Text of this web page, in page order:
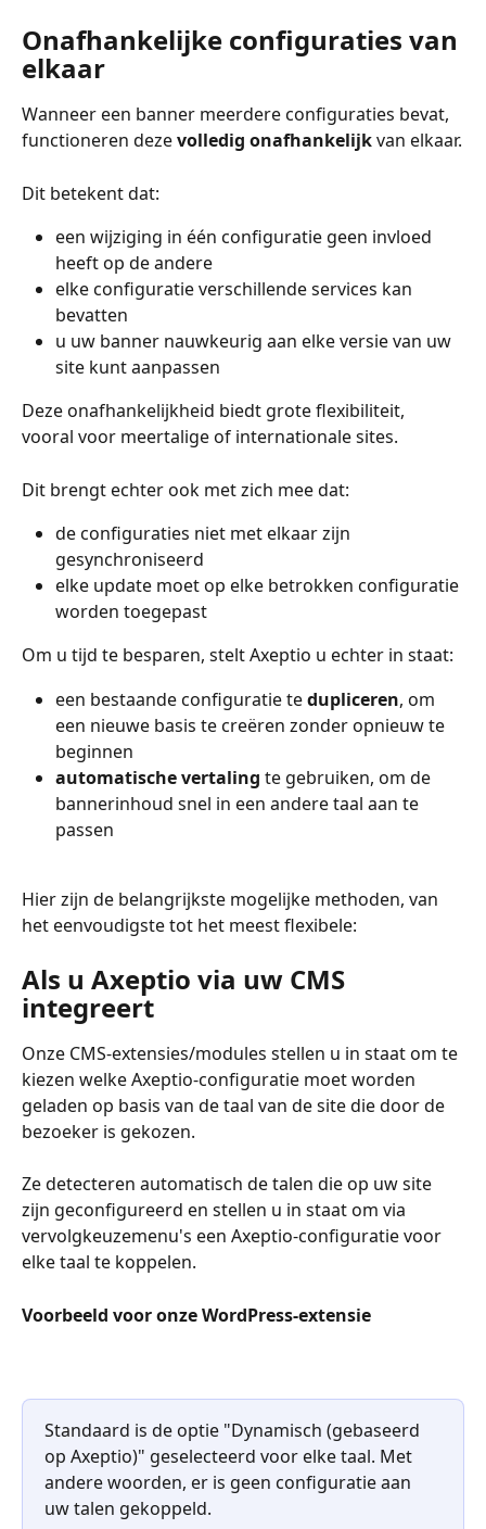
Onafhankelijke configuraties van
elkaar
Wanneer een banner meerdere configuraties bevat,
functioneren deze volledig onafhankelijk van elkaar.
Dit betekent dat:
een wijziging in één configuratie geen invloed
heeft op de andere
elke configuratie verschillende services kan
bevatten
u uw banner nauwkeurig aan elke versie van uw
site kunt aanpassen
Deze onafhankelijkheid biedt grote flexibiliteit,
vooral voor meertalige of internationale sites.
Dit brengt echter ook met zich mee dat:
de configuraties niet met elkaar zijn
gesynchroniseerd
elke update moet op elke betrokken configuratie
worden toegepast
Om u tijd te besparen, stelt Axeptio u echter in staat:
een bestaande configuratie te dupliceren, om
een nieuwe basis te creëren zonder opnieuw te
beginnen
automatische vertaling te gebruiken, om de
bannerinhoud snel in een andere taal aan te
passen
Hier zijn de belangrijkste mogelijke methoden, van
het eenvoudigste tot het meest flexibele:
Als u Axeptio via uw CMS
integreert
Onze CMS-extensies/modules stellen u in staat om te
kiezen welke Axeptio-configuratie moet worden
geladen op basis van de taal van de site die door de
bezoeker is gekozen.
Ze detecteren automatisch de talen die op uw site
zijn geconfigureerd en stellen u in staat om via
vervolgkeuzemenu's een Axeptio-configuratie voor
elke taal te koppelen.
Voorbeeld voor onze WordPress-extensie
Standaard is de optie "Dynamisch (gebaseerd
op Axeptio)" geselecteerd voor elke taal. Met
andere woorden, er is geen configuratie aan
uw talen gekoppeld.